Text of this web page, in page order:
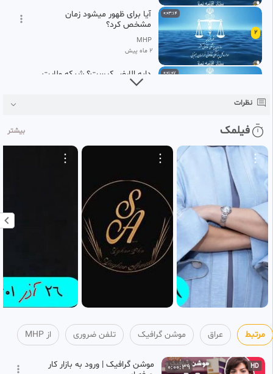
2
0:03:14
آیا برای ظهور میشود زمان
مشخص کرد؟
MHP
2 ماه پیش
0:01:07 دابه الارض کیست؟ شبکه ولایت
4
ظهور زنده اند یا رجعت میکنند؟
5
آیا حضرت موقع ظهور خانه کعبه را
خراب می کنند؟
MHP
6
0:02:24
آیا شیعه گناهکار مورد پذیرش
امام زمان قرار میگیرد ؟ !
نظرات
فیلمک بیشتر
مرتبط عراق موشن گرافیک تلفن ضروری از MHP
HD
0:00:39
موشن گرافیک | ورود به بازار کار